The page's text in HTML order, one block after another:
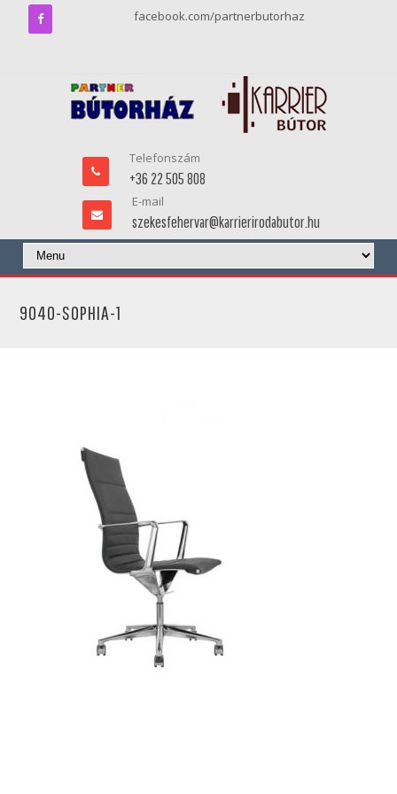
facebook.com/partnerbutorhaz
Telefonszám
+36 22 505 808
E-mail
szekesfehervar@karrierirodabutor.hu
9040-SOPHIA-1